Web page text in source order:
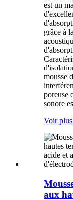
est un
grâce à
mousse
poreuse
sonore
Voir
aux